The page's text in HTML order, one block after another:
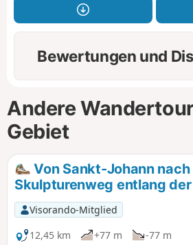
Bewertungen und
Andere
Gebiet
Von Sankt-Johann
Skulpturenweg entlang
Visorando-Mitglied
12,45 km
+77 m
-77 m